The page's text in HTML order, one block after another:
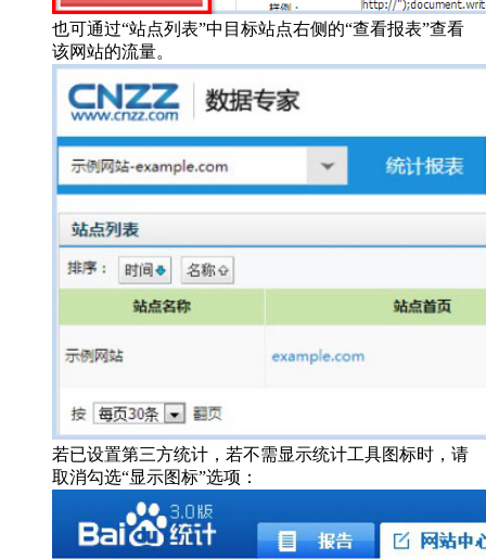
也可通过“站点列表”中目标站点右侧的“查看报表”查看
该网站的流量。
若已设置第三方统计，若不需显示统计工具图标时，请
取消勾选“显示图标”选项：